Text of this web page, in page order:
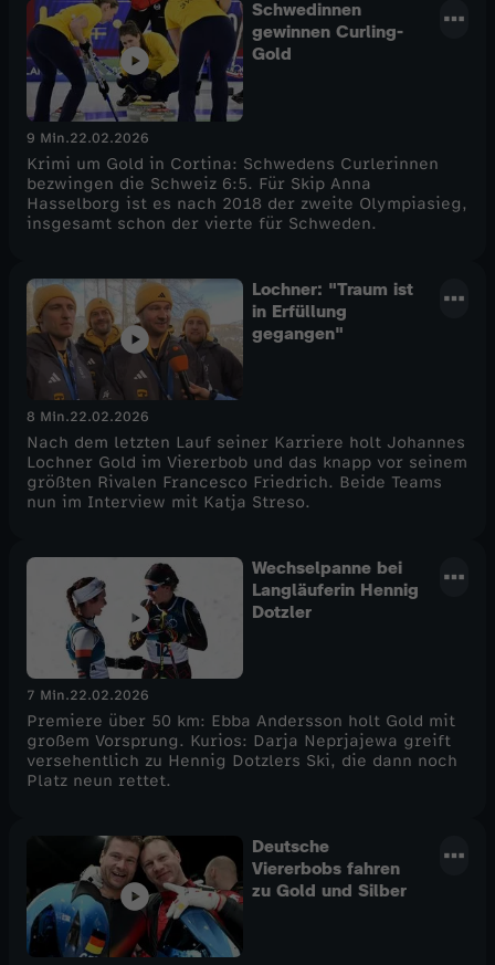
Schwedinnen
gewinnen Curling-
Gold
9 Min.22.02.2026
Krimi um Gold in Cortina: Schwedens Curlerinnen
bezwingen die Schweiz 6:5. Für Skip Anna
Hasselborg ist es nach 2018 der zweite Olympiasieg,
insgesamt schon der vierte für Schweden.
Lochner: "Traum ist
in Erfüllung
gegangen"
8 Min.22.02.2026
Nach dem letzten Lauf seiner Karriere holt Johannes
Lochner Gold im Viererbob und das knapp vor seinem
größten Rivalen Francesco Friedrich. Beide Teams
nun im Interview mit Katja Streso.
Wechselpanne bei
Langläuferin Hennig
Dotzler
7 Min.22.02.2026
Premiere über 50 km: Ebba Andersson holt Gold mit
großem Vorsprung. Kurios: Darja Neprjajewa greift
versehentlich zu Hennig Dotzlers Ski, die dann noch
Platz neun rettet.
Deutsche
Viererbobs fahren
zu Gold und Silber